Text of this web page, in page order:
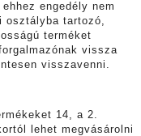
engedély nem
osztályba tartozó,
terméket
vissza
visszavenni.
14, a 2.
lehet megvásárolni